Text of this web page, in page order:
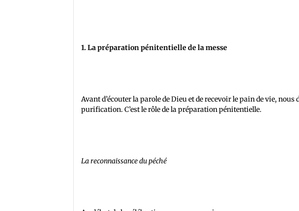
1. La préparation pénitentielle de la messe
Avant d’écouter la parole de Dieu et de recevoir le pain de vie,
purification. C’est le rôle de la préparation pénitentielle.
La reconnaissance du péché